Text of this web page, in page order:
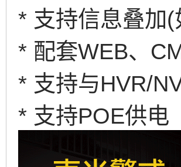
* 支持信息叠加
* 配套WEB、
* 支持与HVR/
* 支持POE供电